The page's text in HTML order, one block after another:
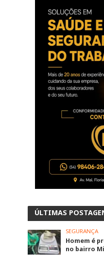
ÚLTIMAS
SEGURANÇA
Homem é
no bairro